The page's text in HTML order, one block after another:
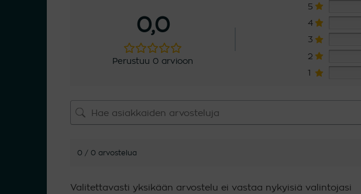
0,0
Perustuu 0 arvioon
5
4
3
2
1
0 / 0 arvostelua
Valitettavasti yksikään arvostelu ei vastaa nykyisiä valintojasi